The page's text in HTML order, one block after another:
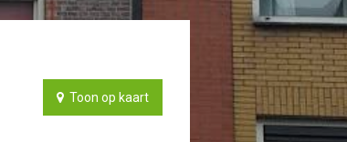
Toon op kaart